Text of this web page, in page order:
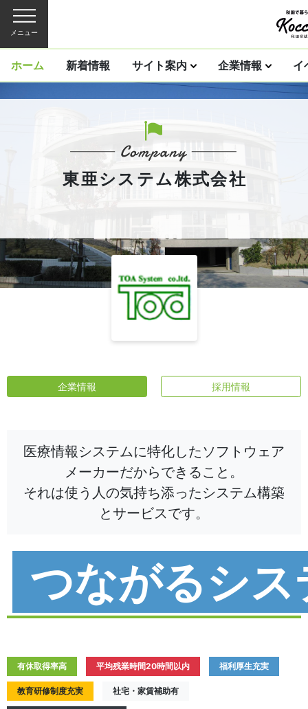
メニュー
ホーム 新着情報 サイト案内 企業情報 イ
東亜システム株式会社
企業情報 採用情報
医療情報システムに特化したソフトウェア
メーカーだからできること。
それは使う人の気持ち添ったシステム構築
とサービスです。
つながるシ
有休取得率高 平均残業時間20時間以内 福利厚生充実
教育研修制度充実 社宅・家賃補助有